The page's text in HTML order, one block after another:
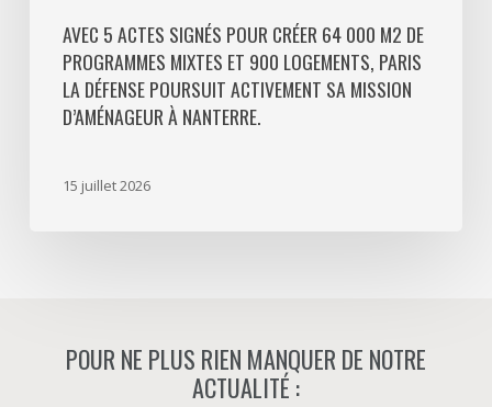
Défense
poursuit
activement
AVEC 5 ACTES SIGNÉS POUR CRÉER 64 000 M2 DE
PROGRAMMES MIXTES ET 900 LOGEMENTS, PARIS
LA DÉFENSE POURSUIT ACTIVEMENT SA MISSION
D’AMÉNAGEUR À NANTERRE.
15 juillet 2026
POUR NE PLUS RIEN MANQUER DE NOTRE
ACTUALITÉ :